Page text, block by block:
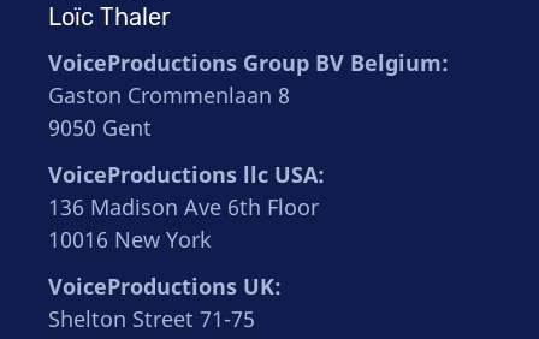
Loïc Thaler
VoiceProductions Group BV Belgium:
Gaston Crommenlaan 8
9050 Gent
VoiceProductions llc USA:
136 Madison Ave 6th Floor
10016 New York
VoiceProductions UK:
Shelton Street 71-75